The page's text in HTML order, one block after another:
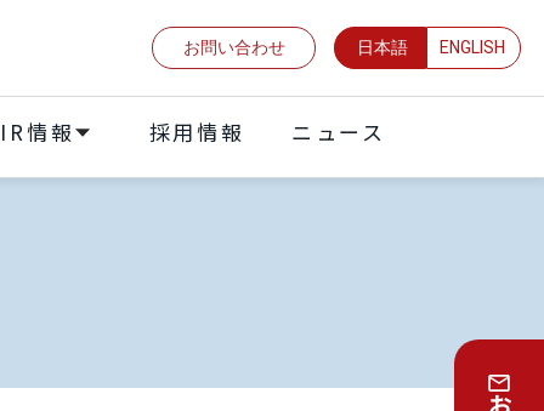
お問い合わせ 日本語 ENGLISH
IR情報 採⽤情報 ニュース